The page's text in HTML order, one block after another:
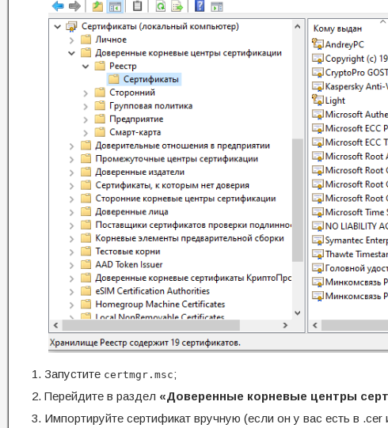
Запустите certmgr.msc;
Перейдите в раздел «Доверенные корневые центры
Импортируйте сертификат вручную (если он у вас есть в